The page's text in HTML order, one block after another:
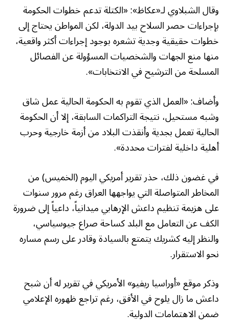
وقال الشبلاوي لـ«عكاظ»: «الكتلة تدعم خطوات الحكومة
بإجراءات حصر السلاح بيد الدولة، لكن المواطن يحتاج إلى
خطوات حقيقية وجدية تشعره بوجود إجراءات أكثر واقعية،
منها منع الجهات والشخصيات المسؤولة عن الفصائل
المسلحة من الترشيح في الانتخابات».
وأضاف: «العمل الذي تقوم به الحكومة الحالية عمل شاق
وشبه مستحيل، نتيجة التراكمات السابقة، إلا أن الحكومة
الحالية تعمل بجدية وأنقذت البلاد من أزمة خارجية وحرب
أهلية داخلية لفترات محددة».
في غضون ذلك، حذر تقرير أمريكي اليوم (الخميس) من
المخاطر المتواصلة التي يواجهها العراق رغم مرور سنوات
على هزيمة تنظيم داعش الإرهابي ميدانياً، داعياً إلى ضرورة
الكف عن التعامل مع البلد كساحة صراع جيوسياسي،
والنظر إليه كشريك يتمتع بالسيادة وقادر على رسم مساره
نحو الاستقرار.
وذكر موقع «أوراسيا ريفيو» الأمريكي في تقرير له أن شبح
داعش ما زال يلوح في الأفق، رغم تراجع ظهوره الإعلامي
ضمن الاهتمامات الدولية.